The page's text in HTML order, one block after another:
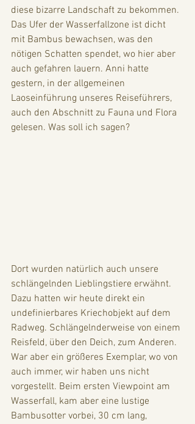
diese bizarre Landschaft zu bekommen.
Das Ufer der Wasserfallzone ist dicht
mit Bambus bewachsen, was den
nötigen Schatten spendet, wo hier aber
auch gefahren lauern. Anni hatte
gestern, in der allgemeinen
Laoseinführung unseres Reiseführers,
auch den Abschnitt zu Fauna und Flora
gelesen. Was soll ich sagen?
Dort wurden natürlich auch unsere
schlängelnden Lieblingstiere erwähnt.
Dazu hatten wir heute direkt ein
undefinierbares Kriechobjekt auf dem
Radweg. Schlängelnderweise von einem
Reisfeld, über den Deich, zum Anderen.
War aber ein größeres Exemplar, wo von
auch immer, wir haben uns nicht
vorgestellt. Beim ersten Viewpoint am
Wasserfall, kam aber eine lustige
Bambusotter vorbei, 30 cm lang,